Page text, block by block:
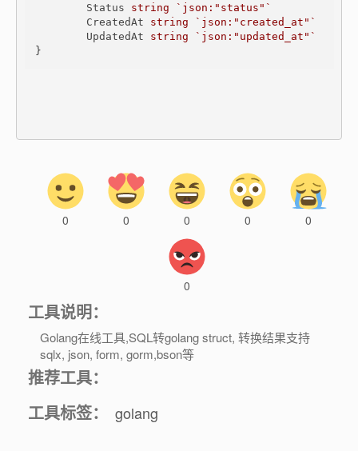
	Status
string
`json:"status"`
	CreatedAt
string
`json:"created_at"`
	UpdatedAt
string
`json:"updated_at"`
}
0 0 0 0 0
0
工具说明：
Golang在线工具,SQL转golang struct, 转换结果支持
sqlx, json, form, gorm,bson等
推荐工具：
工具标签：
golang